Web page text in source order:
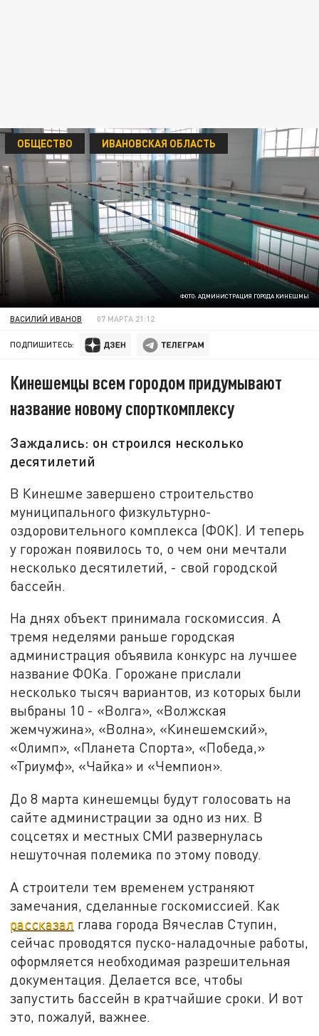
ФОТО: АДМИНИСТРАЦИЯ ГОРОДА КИНЕШМЫ
ОБЩЕСТВО ИВАНОВСКАЯ ОБЛАСТЬ
ВАСИЛИЙ ИВАНОВ 07 МАРТА 21:12
ПОДПИШИТЕСЬ:
Кинешемцы всем городом придумывают
название новому спорткомплексу
Заждались: он строился несколько
десятилетий
В Кинешме завершено строительство
муниципального физкультурно-
оздоровительного комплекса (ФОК). И теперь
у горожан появилось то, о чем они мечтали
несколько десятилетий, - свой городской
бассейн.
На днях объект принимала госкомиссия. А
тремя неделями раньше городская
администрация объявила конкурс на лучшее
название ФОКа. Горожане прислали
несколько тысяч вариантов, из которых были
выбраны 10 - «Волга», «Волжская
жемчужина», «Волна», «Кинешемский»,
«Олимп», «Планета Спорта», «Победа,»
«Триумф», «Чайка» и «Чемпион».
До 8 марта кинешемцы будут голосовать на
сайте администрации за одно из них. В
соцсетях и местных СМИ развернулась
нешуточная полемика по этому поводу.
А строители тем временем устраняют
замечания, сделанные госкомиссией. Как
рассказал глава города Вячеслав Ступин,
сейчас проводятся пуско-наладочные работы,
оформляется необходимая разрешительная
документация. Делается все, чтобы
запустить бассейн в кратчайшие сроки. И вот
это, пожалуй, важнее.